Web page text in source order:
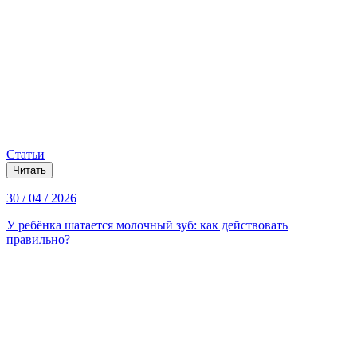
Статьи
Читать
30 / 04 / 2026
У ребёнка шатается молочный зуб: как действовать
правильно?